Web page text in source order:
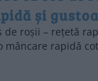
și
de roșii – rețetă
mâncare rapidă